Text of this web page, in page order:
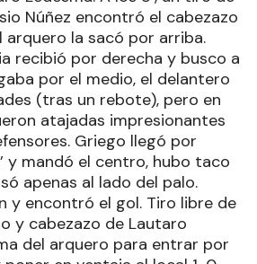
Núñez encontró el cabezazo
arquero la sacó por arriba.
recibió por derecha y busco a
por el medio, el delantero
(tras un rebote), pero en
atajadas impresionantes
Griego llegó por
y mandó el centro, hubo taco
apenas al lado del palo.
y encontró el gol. Tiro libre de
y cabezazo de Lautaro
del arquero para entrar por